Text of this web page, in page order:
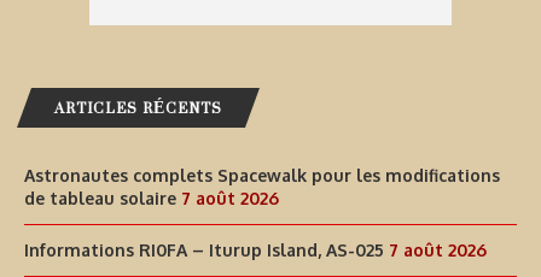
ARTICLES RÉCENTS
Astronautes complets Spacewalk pour les modifications
de tableau solaire 7 août 2026
Informations RI0FA – Iturup Island, AS-025 7 août 2026